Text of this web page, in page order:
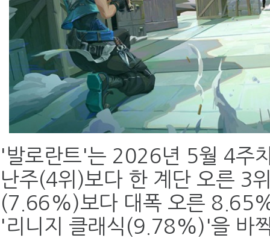
'발로란트'는 2026년 5월 4주
난주(4위)보다 한 계단 오른 3
(7.66%)보다 대폭 오른
'리니지 클래식(9.78%)'을 바